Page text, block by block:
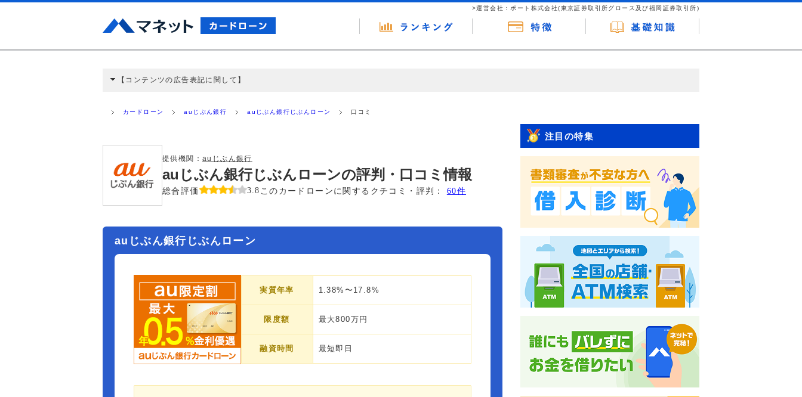
>運営会社：ポート株式会社(東京証券取引所グロース及び福岡証券取引所)
【コンテンツの広告表記に関して】
ミ収集などに基づき、公平性を担保した情報提供を行っています。
カードローン auじぶん銀行 auじぶん銀行じぶんローン 口コミ
提供機関： auじぶん銀行
auじぶん銀行じぶんローンの評判・口コミ情報
総合評価 3.8 このカードローンに関するクチコミ・評判： 60件
auじぶん銀行じぶんローン
実質年率 1.38%〜17.8%
限度額 最大800万円
融資時間 最短即日
注目の特集